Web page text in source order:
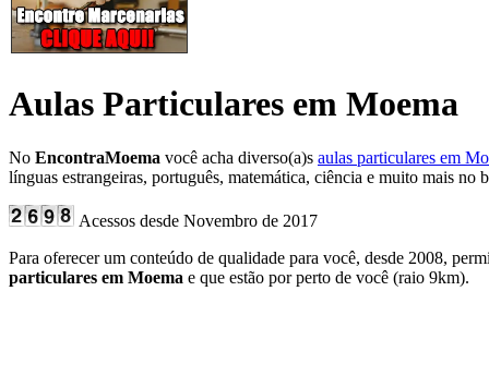
Aulas Particulares em Moema
No EncontraMoema você acha diverso(a)s aulas particulares em
línguas estrangeiras, português, matemática, ciência e muito mais no
Acessos desde Novembro de 2017
Para oferecer um conteúdo de qualidade para você, desde 2008,
particulares em Moema e que estão por perto de você (raio 9km).